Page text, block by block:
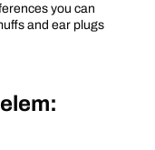
you can
and ear plugs